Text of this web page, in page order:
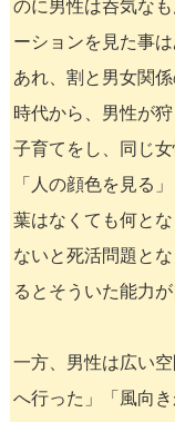
のに男性は呑気な
ーションを見た事
あれ、割と男女関
時代から、男性が
子育てをし、同じ
「人の顔色を見る
葉はなくても何と
ないと死活問題と
るとそういた能力
一方、男性は広い
へ行った」「風向